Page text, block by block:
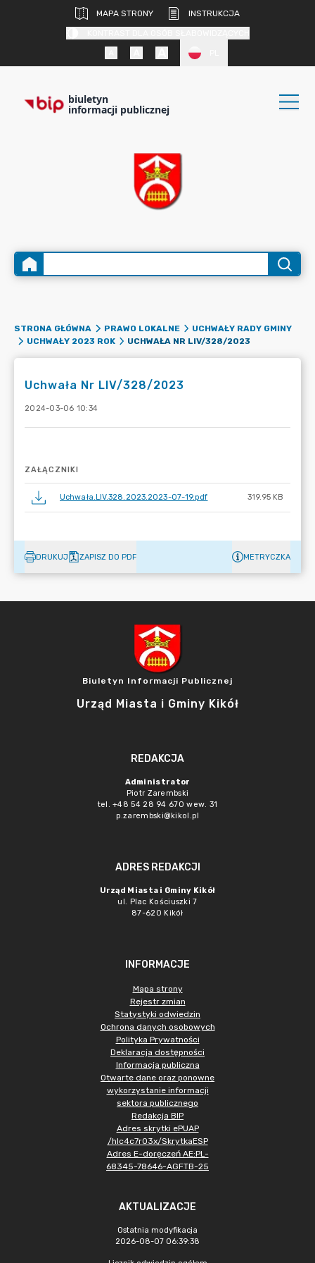
MAPA STRONY
INSTRUKCJA
biuletyn
informacji publicznej
STRONA GŁÓWNA PRAWO LOKALNE
UCHWAŁY RADY GMINY
UCHWAŁY 2023 ROK
UCHWAŁA NR LIV/328/2023
Uchwała Nr LIV/328/2023
2024-03-06 10:34
ZAŁĄCZNIKI
Uchwała.LIV.328.2023.2023-07-19.pdf 319.95 KB
DRUKUJ ZAPISZ DO PDF METRYCZKA
Biuletyn Informacji Publicznej
Urząd Miasta i Gminy Kikół
REDAKCJA
Administrator
Piotr Zarembski
tel. +48 54 28 94 670 wew. 31
p.zarembski@kikol.pl
ADRES REDAKCJI
Urząd Miasta i Gminy Kikół
ul. Plac Kościuszki 7
87-620 Kikół
INFORMACJE
Mapa strony
Rejestr zmian
Statystyki odwiedzin
Ochrona danych osobowych
Polityka Prywatności
Deklaracja dostępności
Informacja publiczna
Otwarte dane oraz ponowne
wykorzystanie informacji
sektora publicznego
Redakcja BIP
Adres skrytki ePUAP
/hlc4c7r03x/SkrytkaESP
Adres E-doręczeń AE:PL-
68345-78646-AGFTB-25
AKTUALIZACJE
Ostatnia modyfikacja
2026-08-07 06:39:38